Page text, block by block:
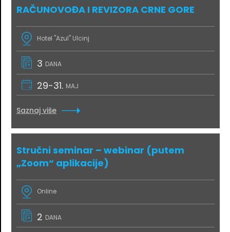
RAČUNOVOĐA I REVIZORA CRNE GORE
Hotel "Azul" Ulcinj
3 DANA
29-31. MAJ
Saznaj više
Stručni seminar – webinar (putem
„Zoom“ aplikacije)
Online
2 DANA